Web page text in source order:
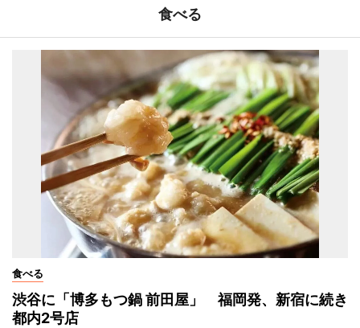
食べる
食べる
渋谷に「博多もつ鍋 前田屋」 福岡発、新宿に続き
都内2号店